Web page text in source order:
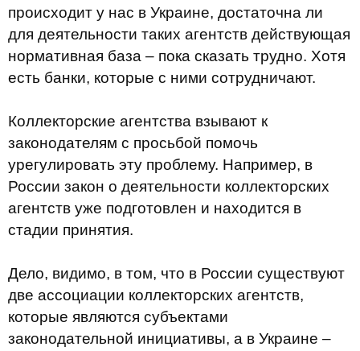
происходит у нас в Украине, достаточна ли
для деятельности таких агентств действующая
нормативная база – пока сказать трудно. Хотя
есть банки, которые с ними сотрудничают.
Коллекторские агентства взывают к
законодателям с просьбой помочь
урегулировать эту проблему. Например, в
России закон о деятельности коллекторских
агентств уже подготовлен и находится в
стадии принятия.
Дело, видимо, в том, что в России существуют
две ассоциации коллекторских агентств,
которые являются субъектами
законодательной инициативы, а в Украине –